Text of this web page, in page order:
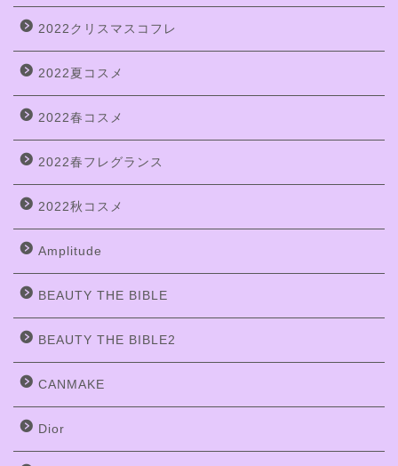
2022クリスマスコフレ
2022夏コスメ
2022春コスメ
2022春フレグランス
2022秋コスメ
Amplitude
BEAUTY THE BIBLE
BEAUTY THE BIBLE2
CANMAKE
Dior